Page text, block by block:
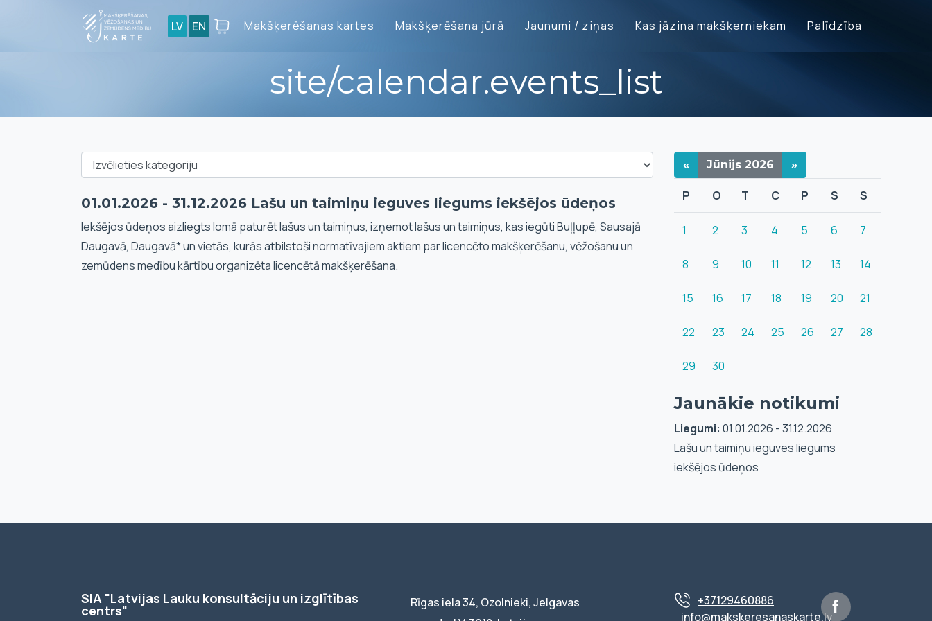
LV EN Makšķerēšanas kartes Makšķerēšana jūrā Jaunumi / ziņas Kas jāzina makšķerniekam Palīdzība
site/calendar.events_list
01.01.2026 - 31.12.2026 Lašu un taimiņu ieguves liegums iekšējos ūdeņos
Iekšējos ūdeņos aizliegts lomā paturēt lašus un taimiņus, izņemot lašus un taimiņus, kas iegūti Buļļupē, Sausajā
Daugavā, Daugavā* un vietās, kurās atbilstoši normatīvajiem aktiem par licencēto makšķerēšanu, vēžošanu un
zemūdens medību kārtību organizēta licencētā makšķerēšana.
« Jūnijs 2026 »
P O T C P S S
1 2 3 4 5 6 7
8 9 10 11 12 13 14
15 16 17 18 19 20 21
22 23 24 25 26 27 28
29 30
Jaunākie notikumi
Liegumi: 01.01.2026 - 31.12.2026
Lašu un taimiņu ieguves liegums
iekšējos ūdeņos
SIA "Latvijas Lauku konsultāciju un izglītības
centrs"
Rīgas iela 34, Ozolnieki, Jelgavas
+37129460886
info@makskeresanaskarte.lv